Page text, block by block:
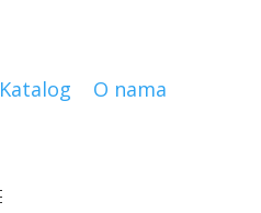
Katalog
O nama